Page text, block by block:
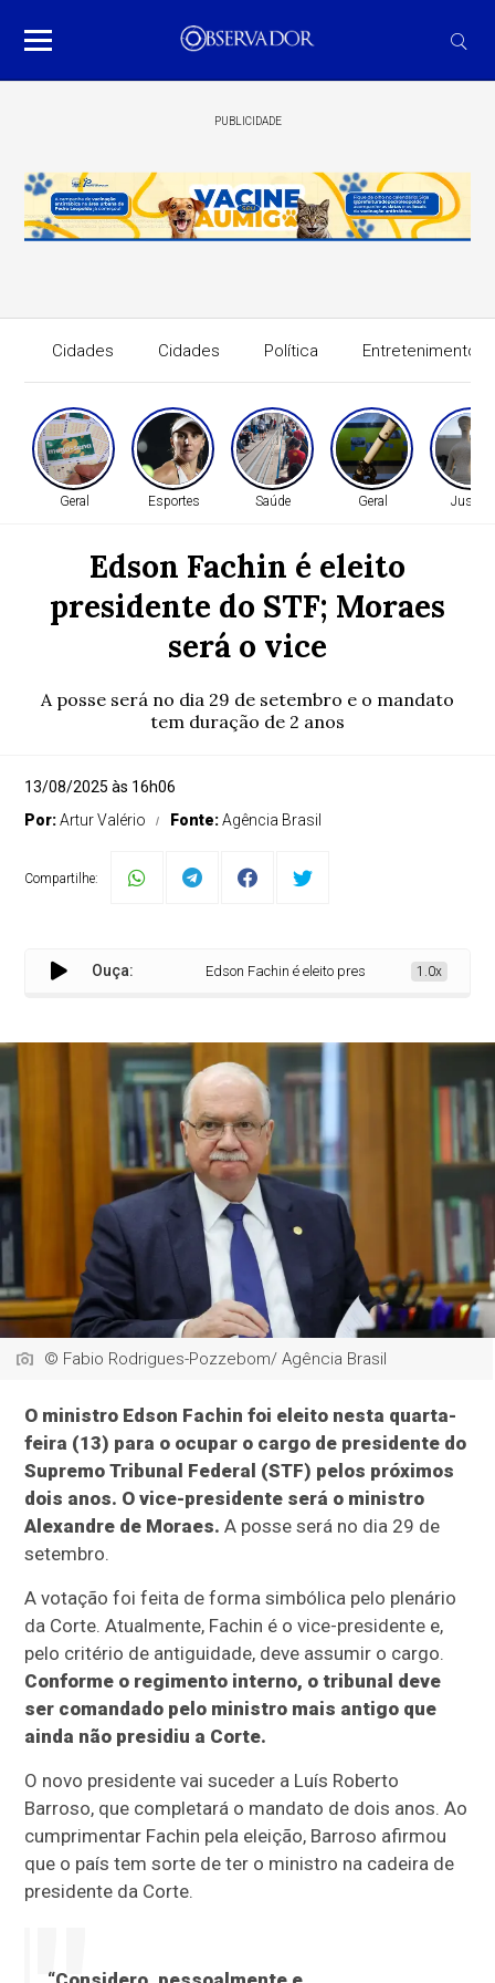
PUBLICIDADE
Cidades Cidades Política Entretenimento
Geral Esportes Saúde Geral Justiça
Edson Fachin é eleito
presidente do STF; Moraes
será o vice
A posse será no dia 29 de setembro e o mandato
tem duração de 2 anos
13/08/2025 às 16h06
Por:Artur Valério Fonte:Agência Brasil
Compartilhe:
Ouça: Edson Fachin é eleito presidente do STF; Moraes
1.0x
© Fabio Rodrigues-Pozzebom/ Agência Brasil
O ministro Edson Fachin foi eleito nesta quarta-
feira (13) para o ocupar o cargo de presidente do
Supremo Tribunal Federal (STF) pelos próximos
dois anos. O vice-presidente será o ministro
Alexandre de Moraes. A posse será no dia 29 de
setembro.
A votação foi feita de forma simbólica pelo plenário
da Corte. Atualmente, Fachin é o vice-presidente e,
pelo critério de antiguidade, deve assumir o cargo.
Conforme o regimento interno, o tribunal deve
ser comandado pelo ministro mais antigo que
ainda não presidiu a Corte.
O novo presidente vai suceder a Luís Roberto
Barroso, que completará o mandato de dois anos. Ao
cumprimentar Fachin pela eleição, Barroso afirmou
que o país tem sorte de ter o ministro na cadeira de
presidente da Corte.